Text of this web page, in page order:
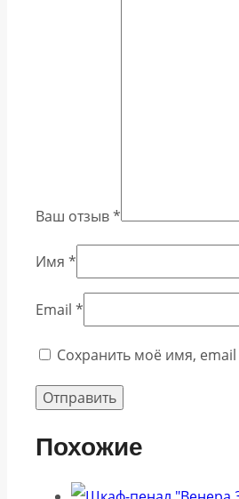
Ваш отзыв*
Имя *
Email *
Сохранить моё имя,
Похожие